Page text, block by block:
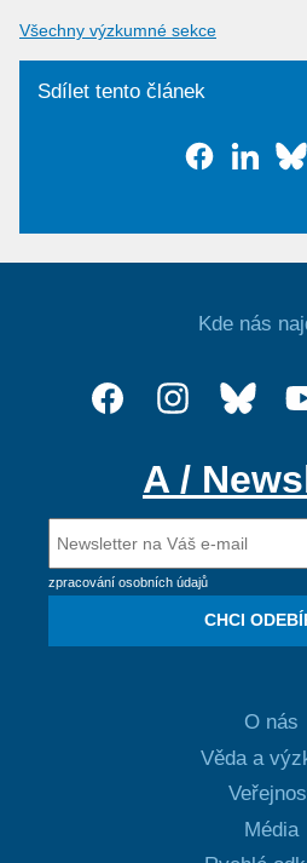
Všechny výzkumné sekce
Sdílet tento článek
Kde nás
A /
zpracování osobních údajů
CHCI
O nás
Věda a
Média